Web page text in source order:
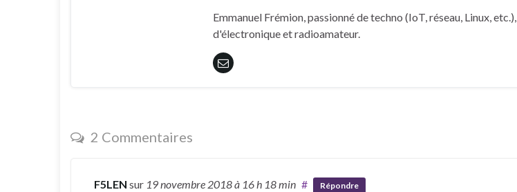
Emmanuel Frémion, passionné de techno (IoT, réseau, Linux, etc.),
d'électronique et radioamateur.
2 Commentaires
F5LEN sur 19 novembre 2018à 16 h 18 min # Répondre